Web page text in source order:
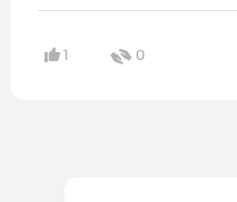
1 0